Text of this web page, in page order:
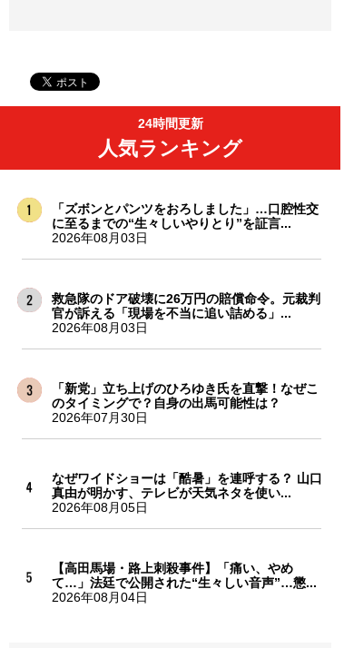
24時間更新
人気ランキング
「ズボンとパンツをおろしました」…口腔性交
に至るまでの“生々しいやりとり”を証言...
2026年08月03日
救急隊のドア破壊に26万円の賠償命令。元裁判
官が訴える「現場を不当に追い詰める」...
2026年08月03日
「新党」立ち上げのひろゆき氏を直撃！なぜこ
のタイミングで？自身の出馬可能性は？
2026年07月30日
なぜワイドショーは「酷暑」を連呼する？ 山口
真由が明かす、テレビが天気ネタを使い...
2026年08月05日
【高田馬場・路上刺殺事件】「痛い、やめ
て…」法廷で公開された“生々しい音声”…懲...
2026年08月04日